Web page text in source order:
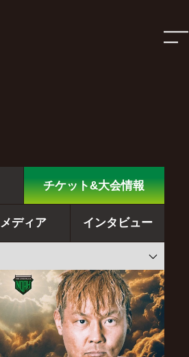
チケット&大会情報
メディア インタビュー